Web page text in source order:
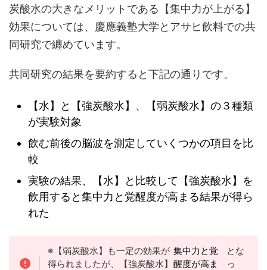
炭酸水の大きなメリットである【集中力が上がる】
効果については、慶應義塾大学とアサヒ飲料での共
同研究で纏めています。
共同研究の結果を要約すると下記の通りです。
【水】と【強炭酸水】、【弱炭酸水】の３種類
が実験対象
飲む前後の脳波を測定していくつかの項目を比
較
実験の結果、【水】と比較して【強炭酸水】を
飲用すると集中力と覚醒度が高まる結果が得ら
れた
※【弱炭酸水】も一定の効果が
得られましたが、【強炭酸水】
集中力と覚
醒度が高ま
とな
っ